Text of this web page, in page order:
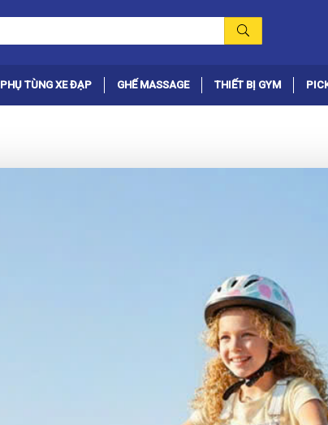
PHỤ TÙNG XE ĐẠP GHẾ MASSAGE THIẾT BỊ GYM